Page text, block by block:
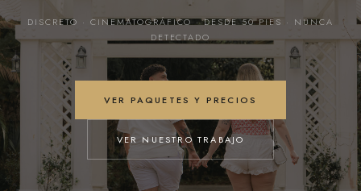
DISCRETO · CINEMATOGRÁFICO · DESDE 50 PIES · NUNCA
DETECTADO
VER PAQUETES Y PRECIOS
VER NUESTRO TRABAJO